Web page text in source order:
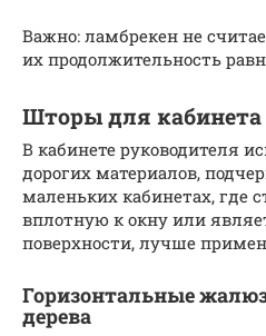
Важно: ламбрекен не
их продолжительность
Шторы для кабинета
В кабинете руководителя
дорогих материалов,
маленьких кабинетах, где
вплотную к окну или
поверхности, лучше
Горизонтальные
дерева